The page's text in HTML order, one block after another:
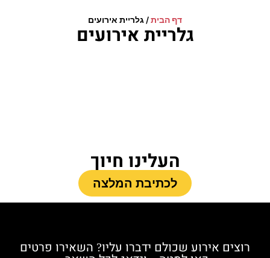
דף הבית/גלריית אירועים
גלריית אירועים
העלינו חיוך
לכתיבת המלצה
רוצים אירוע שכולם ידברו עליו? השאירו פרטים